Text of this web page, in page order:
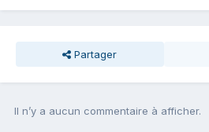
Partager
Il n’y a aucun commentaire à afficher.